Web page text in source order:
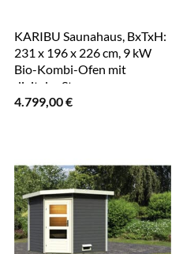
KARIBU Saunahaus, BxTxH:
231 x 196 x 226 cm, 9 kW
Bio-Kombi-Ofen mit
digitaler Steuerung – grau
4.799,00€